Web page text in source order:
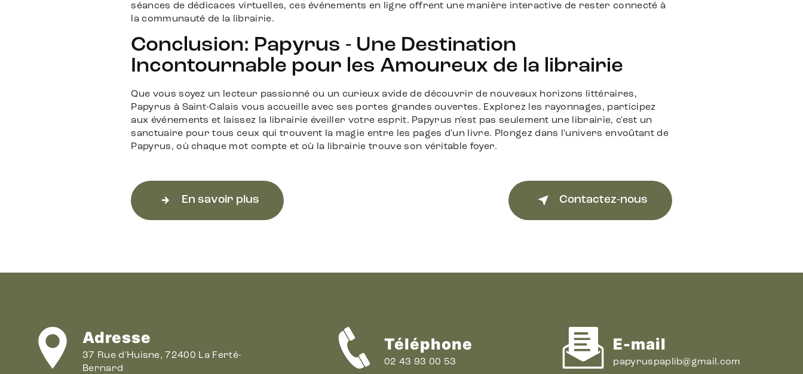
séances de dédicaces virtuelles, ces événements en ligne offrent une manière interactive de rester connecté à
la communauté de la librairie.
Conclusion: Papyrus - Une Destination
Incontournable pour les Amoureux de la librairie
Que vous soyez un lecteur passionné ou un curieux avide de découvrir de nouveaux horizons littéraires,
Papyrus à Saint-Calais vous accueille avec ses portes grandes ouvertes. Explorez les rayonnages, participez
aux événements et laissez la librairie éveiller votre esprit. Papyrus n'est pas seulement une librairie, c'est un
sanctuaire pour tous ceux qui trouvent la magie entre les pages d'un livre. Plongez dans l'univers envoûtant de
Papyrus, où chaque mot compte et où la librairie trouve son véritable foyer.
En savoir plus Contactez-nous
Adresse
37 Rue d'Huisne, 72400 La Ferté-
Bernard
Téléphone
02 43 93 00 53
E-mail
papyruspaplib@gmail.com